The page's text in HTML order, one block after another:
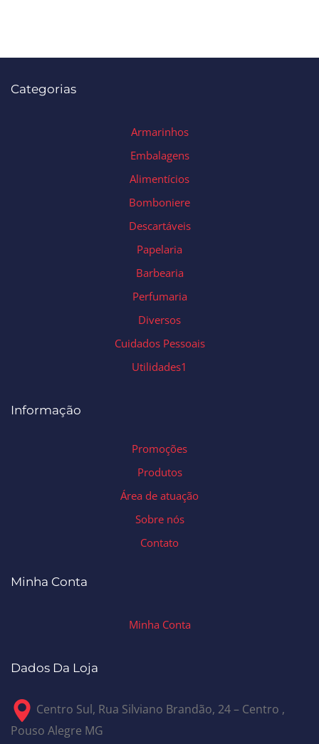
Categorias
Armarinhos
Embalagens
Alimentícios
Bomboniere
Descartáveis
Papelaria
Barbearia
Perfumaria
Diversos
Cuidados Pessoais
Utilidades1
Informação
Promoções
Produtos
Área de atuação
Sobre nós
Contato
Minha Conta
Minha Conta
Dados Da Loja
Centro Sul, Rua Silviano Brandão, 24 – Centro ,
Pouso Alegre MG